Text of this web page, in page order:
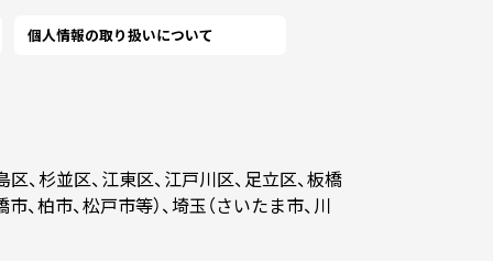
個人情報の取り扱いについて
、杉並区、江東区、江戸川区、足立区、板橋
、柏市、松戸市等）、埼玉（さいたま市、川